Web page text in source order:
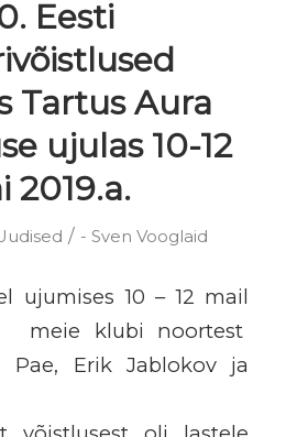
Eesti
Tartus Aura
ujulas 10-12
2019.a.
/ -Sven Vooglaid
ujumises 10 – 12 mail
meie klubi noortest
Erik Jablokov ja